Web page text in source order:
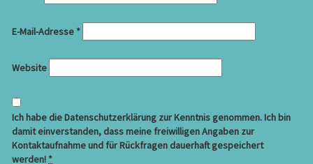
E-Mail-Adresse *
Website
Ich habe die Datenschutzerklärung zur Kenntnis genommen. Ich bin
damit einverstanden, dass meine freiwilligen Angaben zur
Kontaktaufnahme und für Rückfragen dauerhaft gespeichert
werden! *